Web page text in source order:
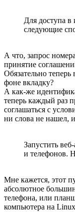
Для доступа в
следующие
А что, запрос
принятие
Обязательно
фоне вкладку?
А как-же
теперь каждый раз
соглашаться с
ни слова не нашел,
Запустить
и телефонов.
Мне кажется, этот
абсолютное
телефона, или
компьютера на